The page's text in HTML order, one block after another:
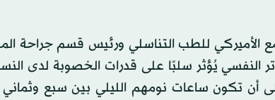
الأميركي للطب التناسلي ورئيس قسم جراحة
النفسي يُؤثر سلبًا على قدرات الخصوبة لدى
أن تكون ساعات نومهم الليلي بين سبع